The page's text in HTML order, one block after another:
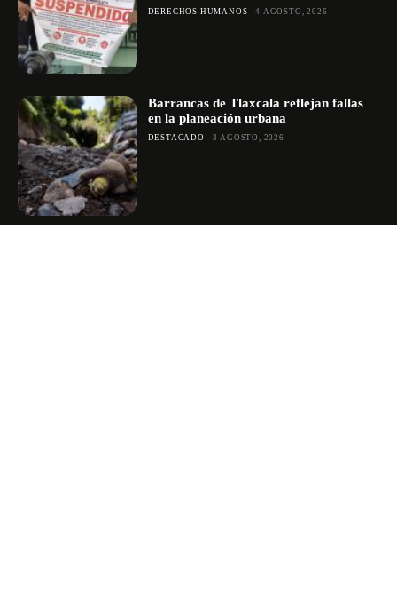
DERECHOS HUMANOS 4 AGOSTO, 2026
Barrancas de Tlaxcala reflejan fallas
en la planeación urbana
DESTACADO 3 AGOSTO, 2026